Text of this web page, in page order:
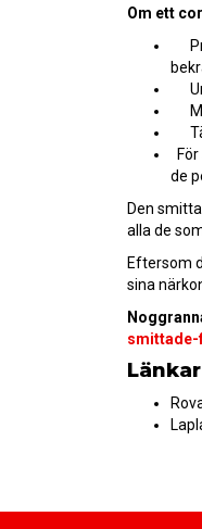
Om ett
de
Den
alla de
Eftersom
sina